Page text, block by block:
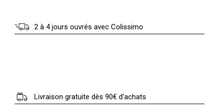
2 à 4 jours ouvrés avec Colissimo
Livraison gratuite dès 90€ d'achats